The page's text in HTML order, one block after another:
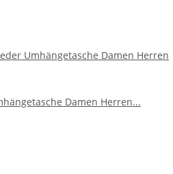
Umhängetasche Damen Herren